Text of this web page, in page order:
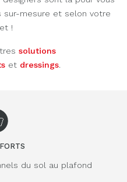
mesure et selon votre
!
solutions
et dressings.
du sol au plafond